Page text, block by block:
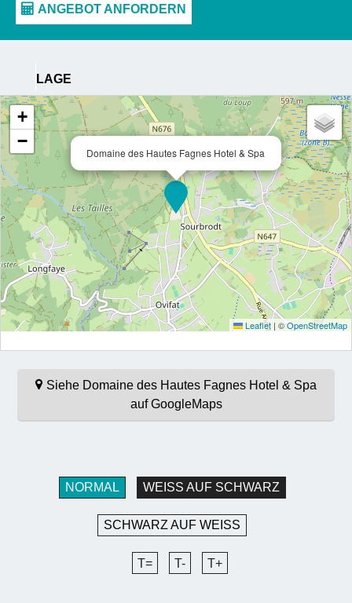
LAGE
Domaine des Hautes Fagnes Hotel & Spa
+
−
Leaflet | ©OpenStreetMap
Siehe Domaine des Hautes Fagnes Hotel & Spa
auf GoogleMaps
NORMAL WEISS AUF SCHWARZ
SCHWARZ AUF WEISS
T= T- T+